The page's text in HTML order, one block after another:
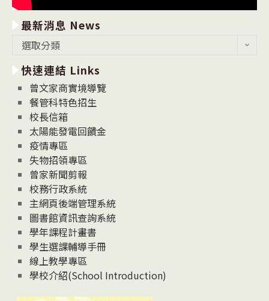
最新消息 News
消
息
News
選取分類
快速連結 Links
曾文家商實境導覽
餐管科特色招生
校長信箱
太陽能發電回饋金
疫情專區
失物招領專區
曾家新聞剪報
校務行政系統
主網頁後端管理系統
圖書館資訊查詢系統
學年課程計畫書
學生選課輔導手冊
線上教學專區
學校介紹(School Introduction)